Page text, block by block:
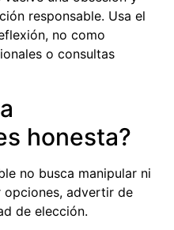
responsable. Usa el
no como
o consultas
honesta?
no busca manipular ni
opciones, advertir de
de elección.